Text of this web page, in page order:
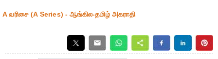
A வரிசை (A Series) - ஆங்கில-தமிழ் அகராதி